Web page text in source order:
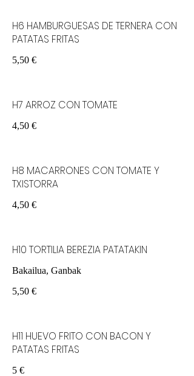
H6 HAMBURGUESAS DE TERNERA CON
PATATAS FRITAS
5,50 €
H7 ARROZ CON TOMATE
4,50 €
H8 MACARRONES CON TOMATE Y
TXISTORRA
4,50 €
H10 TORTILlA BEREZIA PATATAKIN
Bakailua, Ganbak
5,50 €
H11 HUEVO FRITO CON BACON Y
PATATAS FRITAS
5 €